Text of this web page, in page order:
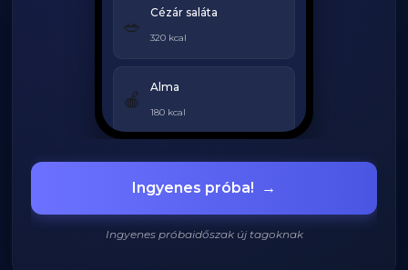
🥗
Cézár saláta
320 kcal
🍎
Alma
180 kcal
Grillezett csirke
420 kcal
Ingyenes próba! →
Ingyenes próbaidőszak új tagoknak